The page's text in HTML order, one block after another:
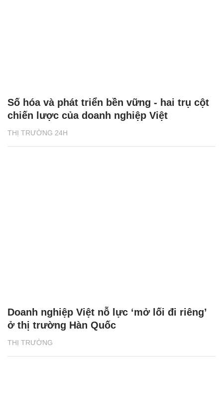
THỊ TRƯỜNG 24H
Số hóa và phát triển bền vững - hai trụ cột
chiến lược của doanh nghiệp Việt
THỊ TRƯỜNG
Doanh nghiệp Việt nỗ lực ‘mở lối đi riêng’
ở thị trường Hàn Quốc